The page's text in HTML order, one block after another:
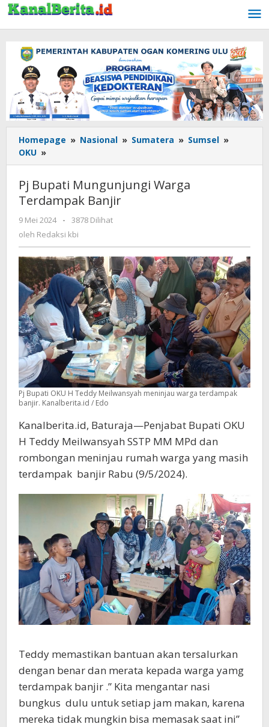
Lewati
ke
konten
Homepage » Nasional » Sumatera » Sumsel »
OKU »
Bupati
Warga
Terdampak
Banjir
Pj Bupati Mungunjungi Warga
Terdampak Banjir
9 Mei 2024
oleh
Redaksi
-
3878 Dilihat
oleh Redaksi kbi
Pj Bupati OKU H Teddy Meilwansyah meninjau warga terdampak
banjir. Kanalberita.id / Edo
Kanalberita.id, Baturaja—Penjabat Bupati OKU
H Teddy Meilwansyah SSTP MM MPd dan
rombongan meninjau rumah warga yang masih
terdampak banjir Rabu (9/5/2024).
Teddy memastikan bantuan akan tersalurkan
dengan benar dan merata kepada warga yamg
terdampak banjir .” Kita mengantar nasi
bungkus dulu untuk setiap jam makan, karena
mereka tidak mungkin bisa memasak saat ini”